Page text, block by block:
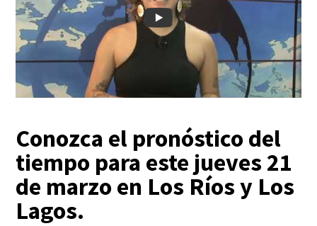
Conozca el pronóstico del
tiempo para este jueves 21
de marzo en Los Ríos y Los
Lagos.